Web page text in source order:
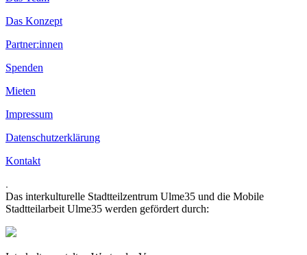
Das Konzept
Partner:innen
Spenden
Mieten
Impressum
Datenschutzerklärung
Kontakt
.
Das interkulturelle Stadtteilzentrum Ulme35 und die Mobile
Stadtteilarbeit Ulme35 werden gefördert durch: